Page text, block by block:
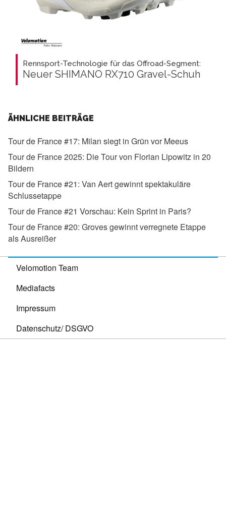
Rennsport-Technologie für das Offroad-Segment:
Neuer SHIMANO RX710 Gravel-Schuh
ÄHNLICHE BEITRÄGE
Tour de France #17: Milan siegt in Grün vor Meeus
Tour de France 2025: Die Tour von Florian Lipowitz in 20
Bildern
Tour de France #21: Van Aert gewinnt spektakuläre
Schlussetappe
Tour de France #21 Vorschau: Kein Sprint in Paris?
Tour de France #20: Groves gewinnt verregnete Etappe
als Ausreißer
Velomotion Team
Mediafacts
Impressum
Datenschutz/ DSGVO